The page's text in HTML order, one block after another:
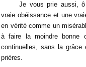
Je vous prie aussi,
vraie obéissance et une
en vérité comme un
à faire la moindre bonne
continuelles, sans la
prières.